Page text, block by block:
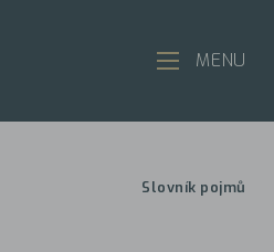
Slovník pojmů
MENU